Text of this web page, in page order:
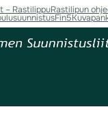
– RastilippuRastilipun
Fin5